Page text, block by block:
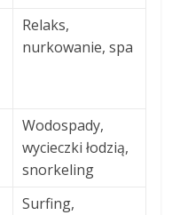
Relaks,
nurkowanie, spa
Wodospady,
wycieczki łodzią,
snorkeling
Surfing,